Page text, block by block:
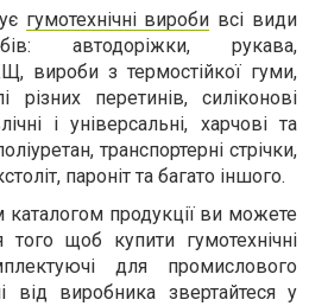
гумотехнічні вироби всі види
автодоріжки, рукава,
вироби з термостійкої гуми,
різних перетинів, силіконові
і універсальні, харчові та
транспортерні стрічки,
пароніт та багато іншого.
продукції ви можете
щоб купити гумотехнічні
для промислового
від виробника звертайтеся у